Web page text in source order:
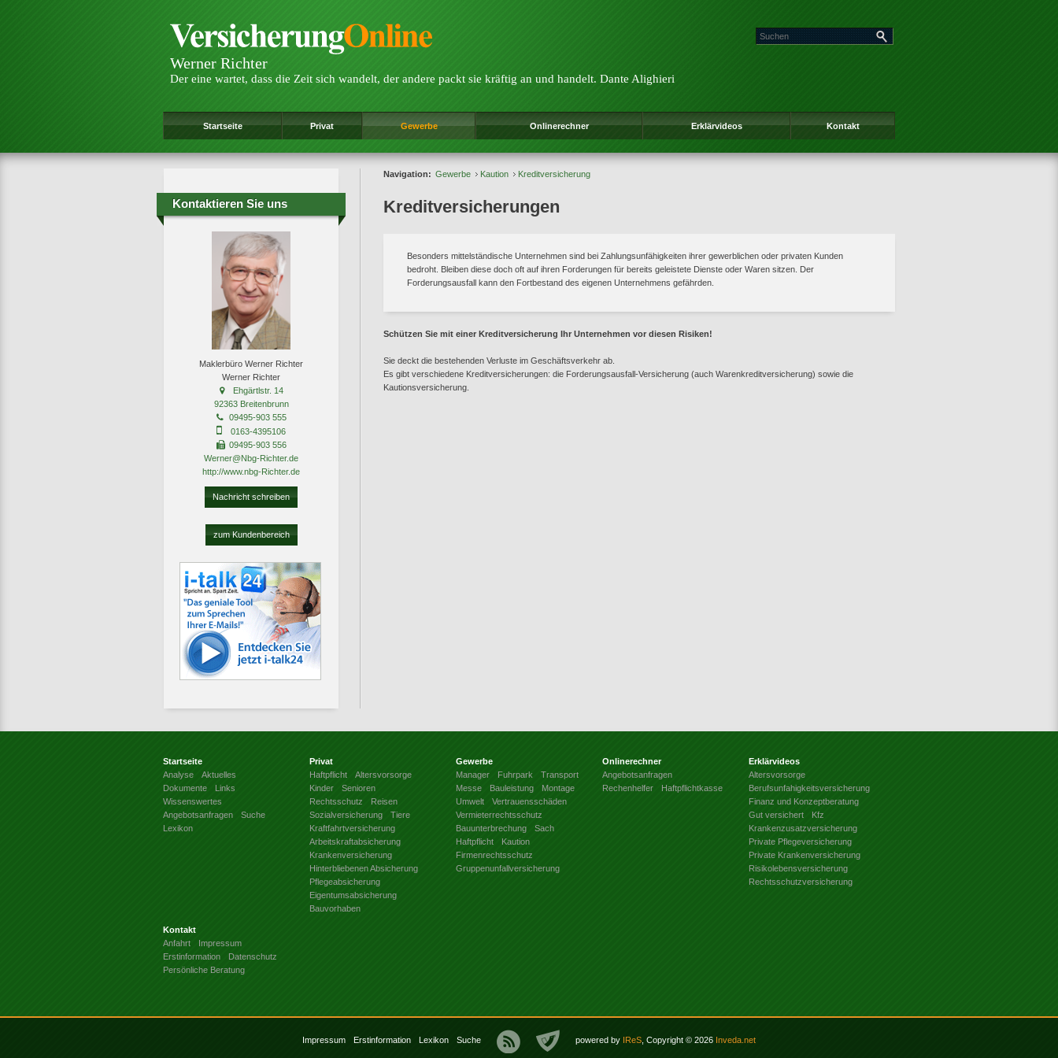
Werner Richter
Der eine wartet, dass die Zeit sich wandelt, der andere packt sie kräftig an und handelt. Dante Alighieri
Startseite Privat Gewerbe Onlinerechner Erklärvideos Kontakt
Kontaktieren Sie uns
Maklerbüro Werner Richter
Werner Richter
Ehgärtlstr. 14
92363 Breitenbrunn
09495-903 555
0163-4395106
09495-903 556
Werner@Nbg-Richter.de
http://www.nbg-Richter.de
Nachricht schreiben
zum Kundenbereich
Navigation: Gewerbe Kaution Kreditversicherung
Kreditversicherungen
Besonders mittelständische Unternehmen sind bei Zahlungsunfähigkeiten ihrer gewerblichen oder privaten Kunden
bedroht. Bleiben diese doch oft auf ihren Forderungen für bereits geleistete Dienste oder Waren sitzen. Der
Forderungsausfall kann den Fortbestand des eigenen Unternehmens gefährden.
Schützen Sie mit einer Kreditversicherung Ihr Unternehmen vor diesen Risiken!
Sie deckt die bestehenden Verluste im Geschäftsverkehr ab.
Es gibt verschiedene Kreditversicherungen: die Forderungsausfall-Versicherung (auch Warenkreditversicherung) sowie die
Kautionsversicherung.
Startseite
Analyse
Aktuelles
Dokumente
Links
Wissenswertes
Angebotsanfragen
Suche
Lexikon
Privat
Haftpflicht
Altersvorsorge
Kinder
Senioren
Rechtsschutz
Reisen
Sozialversicherung
Tiere
Kraftfahrtversicherung
Arbeitskraftabsicherung
Krankenversicherung
Hinterbliebenen Absicherung
Pflegeabsicherung
Eigentumsabsicherung
Bauvorhaben
Gewerbe
Manager
Fuhrpark
Transport
Messe
Bauleistung
Montage
Umwelt
Vertrauensschäden
Vermieterrechtsschutz
Bauunterbrechung
Sach
Haftpflicht
Kaution
Firmenrechtsschutz
Gruppenunfallversicherung
Onlinerechner
Angebotsanfragen
Rechenhelfer
Haftpflichtkasse
Erklärvideos
Altersvorsorge
Berufsunfahigkeitsversicherung
Finanz und Konzeptberatung
Gut versichert
Kfz
Krankenzusatzversicherung
Private Pflegeversicherung
Private Krankenversicherung
Risikolebensversicherung
Rechtsschutzversicherung
Kontakt
Anfahrt
Impressum
Erstinformation
Datenschutz
Persönliche Beratung
Impressum Erstinformation Lexikon Suche powered by IReS , Copyright © 2026 Inveda.net